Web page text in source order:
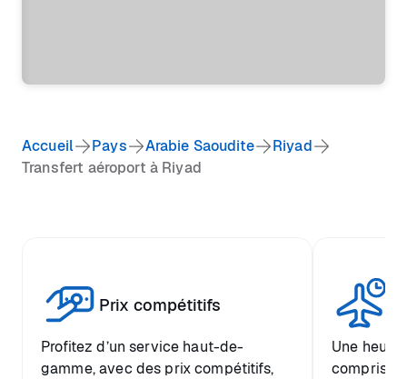
Accueil Pays Arabie Saoudite
Riyad
Transfert aéroport à Riyad
Prix compétitifs
Profitez d’un service haut-de-
gamme, avec des prix compétitifs,
Une heure
comprise